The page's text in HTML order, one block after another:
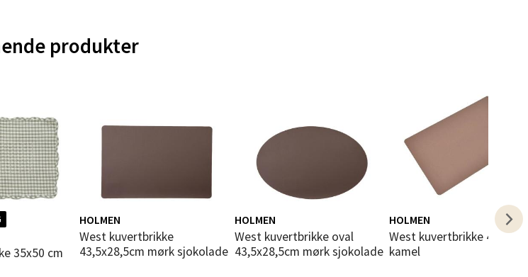
produkter
HOLMEN
West kuvertbrikke
43,5x28,5cm mørk sjokolade
HOLMEN
West kuvertbrikke oval
43,5x28,5cm mørk sjokolade
HOLMEN
West kuvertbrikke 43x28 cm
kamel
Fyllingsdalen